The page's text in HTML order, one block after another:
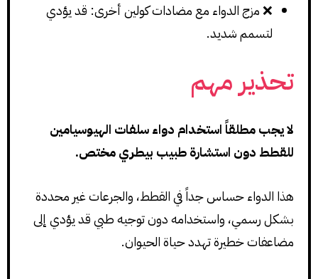
❌ مزج الدواء مع مضادات كولين أخرى: قد يؤدي
لتسمم شديد.
تحذير مهم
لا يجب مطلقاً استخدام دواء سلفات الهيوسيامين
للقطط دون استشارة طبيب بيطري مختص.
هذا الدواء حساس جداً في القطط، والجرعات غير محددة
بشكل رسمي، واستخدامه دون توجيه طبي قد يؤدي إلى
مضاعفات خطيرة تهدد حياة الحيوان.